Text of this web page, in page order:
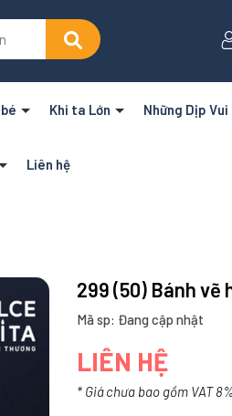
Khi ta Lớn Những Dịp Vui
Liên hệ
299 (50) Bánh vẽ
Mã sp: Đang cập nhật
LIÊN HỆ
* Giá chưa bao gồm VAT